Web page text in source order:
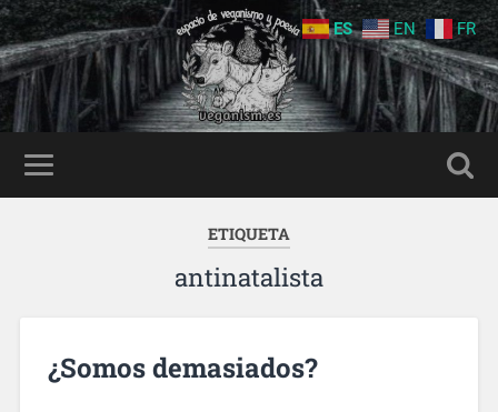
ETIQUETA
antinatalista
¿Somos demasiados?
ES EN FR